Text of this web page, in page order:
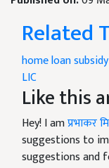
Related
home loansubsidy
LIC
Like this
Hey! I amप्रभाकर
suggestions to
suggestions and